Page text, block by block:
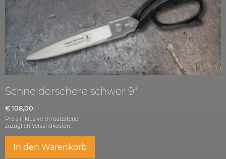
Schneiderschere schwer 9″
€ 108,00
Preis inklusive Umsatzsteuer
zuzüglich Versandkosten.
In den Warenkorb